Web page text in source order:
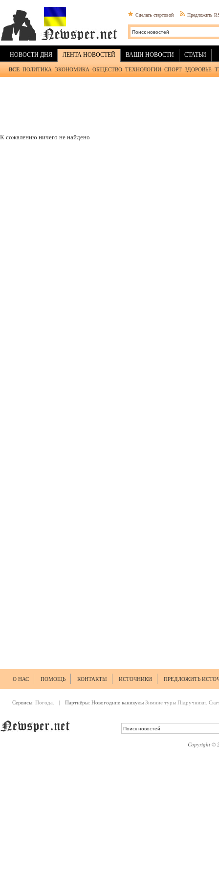
Сделать стартовой Предложить
НОВОСТИ ДНЯ ЛЕНТА НОВОСТЕЙ ВАШИ НОВОСТИ
СТАТЬИ
ВСЕ ПОЛИТИКА ЭКОНОМИКА ОБЩЕСТВО ТЕХНОЛОГИИ СПОРТ ЗДОРОВЬЕ
К сожалению ничего не найдено
О НАС ПОМОЩЬ КОНТАКТЫ ИСТОЧНИКИ ПРЕДЛОЖИТЬ
Сервисы: Погода. | Партнёры: Новогодние каникулы Зимние туры Підручники.
Copyright ©